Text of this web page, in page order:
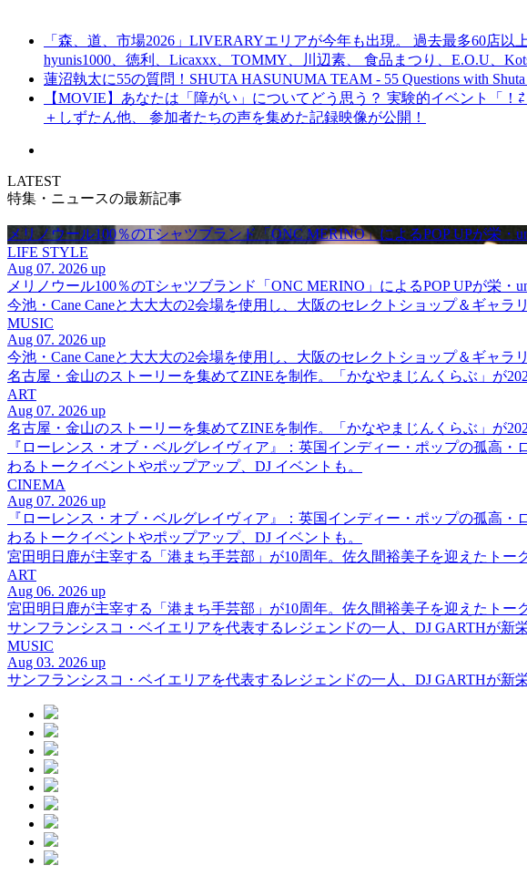
「森、道、市場2026」LIVERARYエリアが今年も出現。 過去最多60店
hyunis1000、徳利、Licaxxx、TOMMY、川辺素、 食品まつり、E.O.U、
蓮沼執太に55の質問！SHUTA HASUNUMA TEAM - 55 Questions with
【MOVIE】あなたは「障がい」についてどう思う？ 実験的イベント「
＋しずたん他、 参加者たちの声を集めた記録映像が公開！
LATEST
特集・ニュースの最新記事
メリノウール100％のTシャツブランド「ONC MERINO」によるPOP UPが栄
LIFE STYLE
Aug 07. 2026 up
メリノウール100％のTシャツブランド「ONC MERINO」によるPOP UPが栄
今池・Cane Caneと大大大の2会場を使用し、大阪のセレクトショップ＆ギャラ
MUSIC
Aug 07. 2026 up
今池・Cane Caneと大大大の2会場を使用し、大阪のセレクトショップ＆ギャラ
名古屋・金山のストーリーを集めてZINEを制作。「かなやまじんくらぶ」が
ART
Aug 07. 2026 up
名古屋・金山のストーリーを集めてZINEを制作。「かなやまじんくらぶ」が
『ローレンス・オブ・ベルグレイヴィア』：英国インディー・ポップの孤高
わるトークイベントやポップアップ、DJ イベントも。
CINEMA
Aug 07. 2026 up
『ローレンス・オブ・ベルグレイヴィア』：英国インディー・ポップの孤高
わるトークイベントやポップアップ、DJ イベントも。
宮田明日鹿が主宰する「港まち手芸部」が10周年。佐久間裕美子を迎えたトー
ART
Aug 06. 2026 up
宮田明日鹿が主宰する「港まち手芸部」が10周年。佐久間裕美子を迎えたトー
サンフランシスコ・ベイエリアを代表するレジェンドの一人、DJ GARTHが新
MUSIC
Aug 03. 2026 up
サンフランシスコ・ベイエリアを代表するレジェンドの一人、DJ GARTHが新